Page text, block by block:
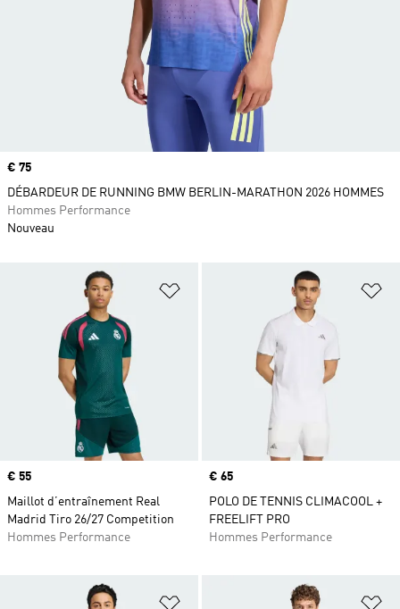
Ajouter à la Liste de produits
Prix
€ 55
Maillot d’entraînement Real
Madrid Tiro 26/27 Competition
Hommes Performance
Prix
€ 65
POLO DE TENNIS CLIMACOOL +
FREELIFT PRO
Hommes Performance
Ajouter à la Liste de produits
Prix
€ 75
DÉBARDEUR DE RUNNING BMW BERLIN-MARATHON 2026 HOMMES
Hommes Performance
Nouveau